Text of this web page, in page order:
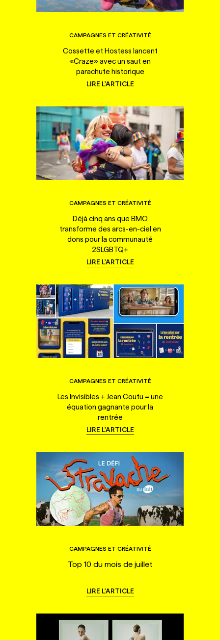
CAMPAGNES ET CRÉATIVITÉ
Cossette et Hostess lancent
«Craze» avec un saut en
parachute historique
LIRE L'ARTICLE
CAMPAGNES ET CRÉATIVITÉ
Déjà cinq ans que BMO
transforme des arcs-en-ciel en
dons pour la communauté
2SLGBTQ+
LIRE L'ARTICLE
CAMPAGNES ET CRÉATIVITÉ
Les Invisibles + Jean Coutu = une
équation gagnante pour la
rentrée
LIRE L'ARTICLE
CAMPAGNES ET CRÉATIVITÉ
Top 10 du mois de juillet
LIRE L'ARTICLE